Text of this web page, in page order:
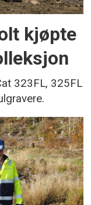
kjøpte
323FL, 325FL